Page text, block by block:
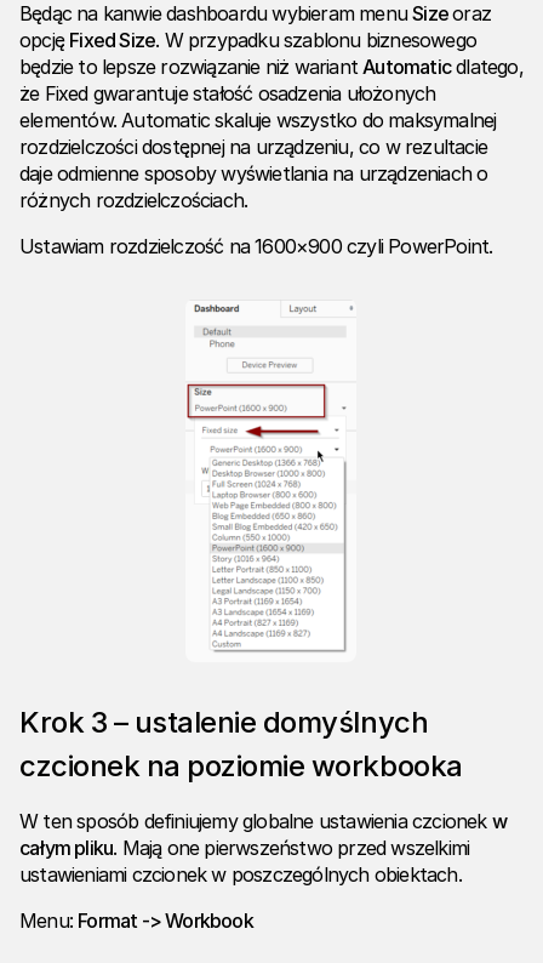
Będąc na kanwie dashboardu wybieram menuSizeoraz
opcję Fixed Size. W przypadku szablonu biznesowego
będzie to lepsze rozwiązanie niż wariantAutomaticdlatego,
że Fixed gwarantuje stałość osadzenia ułożonych
elementów. Automatic skaluje wszystko do maksymalnej
rozdzielczości dostępnej na urządzeniu, co w rezultacie
daje odmienne sposoby wyświetlania na urządzeniach o
różnych rozdzielczościach.
Ustawiam rozdzielczość na 1600×900 czyli PowerPoint.
Krok 3 – ustalenie domyślnych
czcionek na poziomie workbooka
W ten sposób definiujemy globalne ustawienia czcionek w
całym pliku. Mają one pierwszeństwo przed wszelkimi
ustawieniami czcionek w poszczególnych obiektach.
Menu: Format -> Workbook